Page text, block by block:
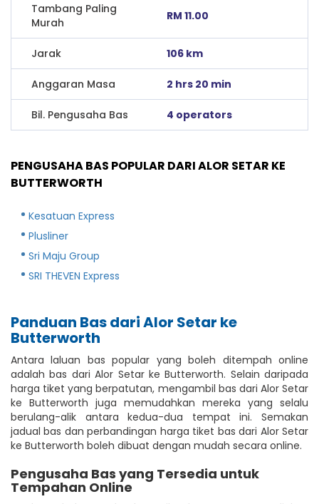
Tambang Paling
Murah
RM 11.00
Jarak 106 km
Anggaran Masa 2 hrs 20 min
Bil. Pengusaha Bas 4 operators
PENGUSAHA BAS POPULAR DARI ALOR SETAR KE
BUTTERWORTH
Kesatuan Express
Plusliner
Sri Maju Group
SRI THEVEN Express
Panduan Bas dari Alor Setar ke
Butterworth
Antara laluan bas popular yang boleh ditempah online
adalah bas dari Alor Setar ke Butterworth. Selain daripada
harga tiket yang berpatutan, mengambil bas dari Alor Setar
ke Butterworth juga memudahkan mereka yang selalu
berulang-alik antara kedua-dua tempat ini. Semakan
jadual bas dan perbandingan harga tiket bas dari Alor Setar
ke Butterworth boleh dibuat dengan mudah secara online.
Pengusaha Bas yang Tersedia untuk
Tempahan Online